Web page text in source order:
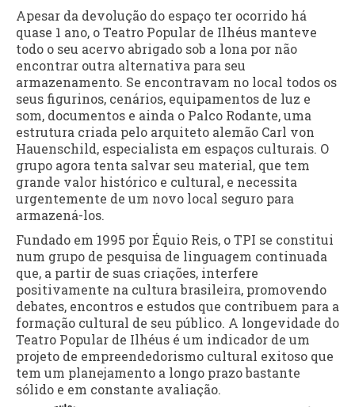
Apesar da devolução do espaço ter ocorrido há
quase 1 ano, o Teatro Popular de Ilhéus manteve
todo o seu acervo abrigado sob a lona por não
encontrar outra alternativa para seu
armazenamento. Se encontravam no local todos os
seus figurinos, cenários, equipamentos de luz e
som, documentos e ainda o Palco Rodante, uma
estrutura criada pelo arquiteto alemão Carl von
Hauenschild, especialista em espaços culturais. O
grupo agora tenta salvar seu material, que tem
grande valor histórico e cultural, e necessita
urgentemente de um novo local seguro para
armazená-los.
Fundado em 1995 por Équio Reis, o TPI se constitui
num grupo de pesquisa de linguagem continuada
que, a partir de suas criações, interfere
positivamente na cultura brasileira, promovendo
debates, encontros e estudos que contribuem para a
formação cultural de seu público. A longevidade do
Teatro Popular de Ilhéus é um indicador de um
projeto de empreendedorismo cultural exitoso que
tem um planejamento a longo prazo bastante
sólido e em constante avaliação.